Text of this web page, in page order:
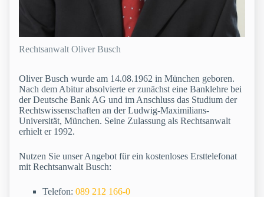
Rechtsanwalt Oliver Busch
Oliver Busch wurde am 14.08.1962 in München geboren.
Nach dem Abitur absolvierte er zunächst eine Banklehre bei
der Deutsche Bank AG und im Anschluss das Studium der
Rechtswissenschaften an der Ludwig-Maximilians-
Universität, München. Seine Zulassung als Rechtsanwalt
erhielt er 1992.
Nutzen Sie unser Angebot für ein kostenloses Ersttelefonat
mit Rechtsanwalt Busch:
Telefon: 089 212 166-0